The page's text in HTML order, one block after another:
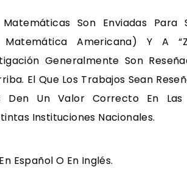
Son Enviadas Para
Matemática Americana) Y A
Generalmente Son
El Que Los Trabajos Sean
Den Un Valor Correcto En Las
Instituciones Nacionales.
Español O En Inglés.